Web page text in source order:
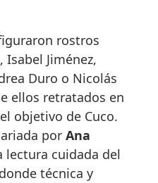
rostros
Isabel Jiménez,
Duro o Nicolás
ellos retratados en
objetivo de Cuco.
por Ana
lectura cuidada del
técnica y